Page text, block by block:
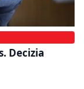
Decizia